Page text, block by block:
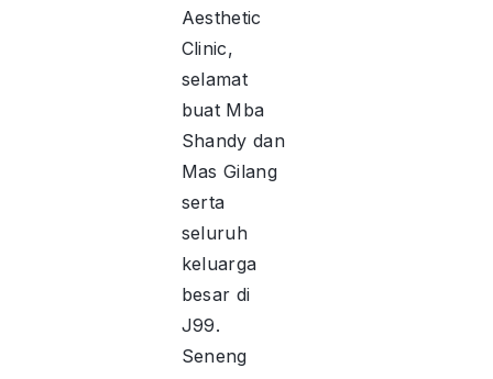
Aesthetic
Clinic,
selamat
buat Mba
Shandy dan
Mas Gilang
serta
seluruh
keluarga
besar di
J99.
Seneng